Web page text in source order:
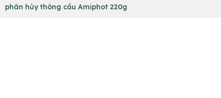
phân hủy thông cầu Amiphot 220g